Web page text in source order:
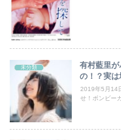
未分類
有村藍里
の！？実は
2019年5月14
せ！ボンビー